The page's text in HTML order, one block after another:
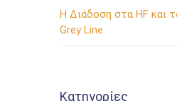
Η Διάδοση στα HF και
Grey Line
Kατηγορίες